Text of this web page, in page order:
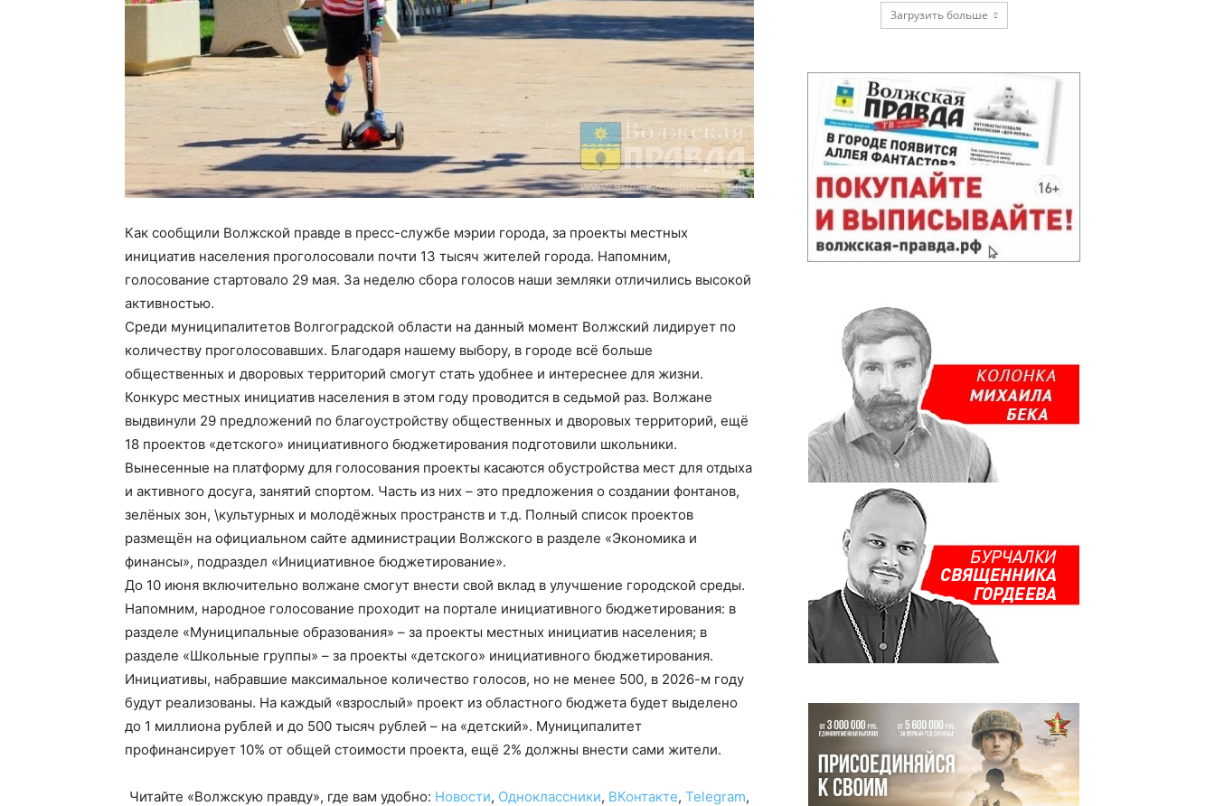
Как сообщили Волжской правде в пресс-службе мэрии города, за проекты местных
инициатив населения проголосовали почти 13 тысяч жителей города. Напомним,
голосование стартовало 29 мая. За неделю сбора голосов наши земляки отличились высокой
активностью.
Среди муниципалитетов Волгоградской области на данный момент Волжский лидирует по
количеству проголосовавших. Благодаря нашему выбору, в городе всё больше
общественных и дворовых территорий смогут стать удобнее и интереснее для жизни.
Конкурс местных инициатив населения в этом году проводится в седьмой раз. Волжане
выдвинули 29 предложений по благоустройству общественных и дворовых территорий, ещё
18 проектов «детского» инициативного бюджетирования подготовили школьники.
Вынесенные на платформу для голосования проекты касаются обустройства мест для отдыха
и активного досуга, занятий спортом. Часть из них – это предложения о создании фонтанов,
зелёных зон, \культурных и молодёжных пространств и т.д. Полный список проектов
размещён на официальном сайте администрации Волжского в разделе «Экономика и
финансы», подраздел «Инициативное бюджетирование».
До 10 июня включительно волжане смогут внести свой вклад в улучшение городской среды.
Напомним, народное голосование проходит на портале инициативного бюджетирования: в
разделе «Муниципальные образования» – за проекты местных инициатив населения; в
разделе «Школьные группы» – за проекты «детского» инициативного бюджетирования.
Инициативы, набравшие максимальное количество голосов, но не менее 500, в 2026-м году
будут реализованы. На каждый «взрослый» проект из областного бюджета будет выделено
до 1 миллиона рублей и до 500 тысяч рублей – на «детский». Муниципалитет
профинансирует 10% от общей стоимости проекта, ещё 2% должны внести сами жители.
Читайте «Волжскую правду», где вам удобно: Новости, Одноклассники, ВКонтакте, Telegram,
Загрузить больше